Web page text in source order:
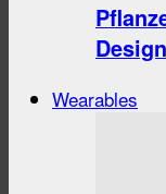
Wearables